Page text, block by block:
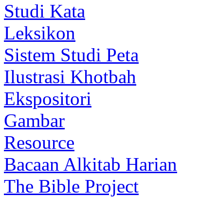
Studi Kata
Leksikon
Sistem Studi Peta
Ilustrasi Khotbah
Ekspositori
Gambar
Resource
Bacaan Alkitab Harian
The Bible Project